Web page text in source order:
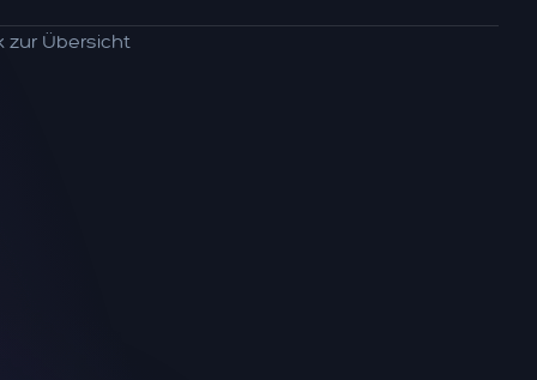
zur Übersicht